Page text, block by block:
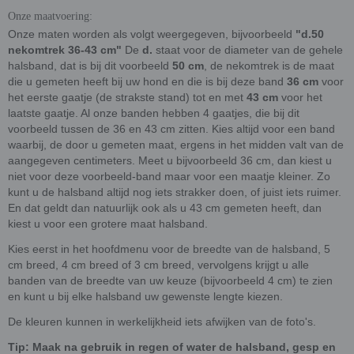
Onze maatvoering:
Onze maten worden als volgt weergegeven, bijvoorbeeld "d.50
nekomtrek 36-43 cm" De d. staat voor de diameter van de gehele
halsband, dat is bij dit voorbeeld 50 cm , de nekomtrek is de maat
die u gemeten heeft bij uw hond en die is bij deze band 36 cm voor
het eerste gaatje (de strakste stand) tot en met 43 cm voor het
laatste gaatje. Al onze banden hebben 4 gaatjes, die bij dit
voorbeeld tussen de 36 en 43 cm zitten. Kies altijd voor een band
waarbij, de door u gemeten maat, ergens in het midden valt van de
aangegeven centimeters. Meet u bijvoorbeeld 36 cm, dan kiest u
niet voor deze voorbeeld-band maar voor een maatje kleiner. Zo
kunt u de halsband altijd nog iets strakker doen, of juist iets ruimer.
En dat geldt dan natuurlijk ook als u 43 cm gemeten heeft, dan
kiest u voor een grotere maat halsband.
Kies eerst in het hoofdmenu voor de breedte van de halsband, 5
cm breed, 4 cm breed of 3 cm breed, vervolgens krijgt u alle
banden van de breedte van uw keuze (bijvoorbeeld 4 cm) te zien
en kunt u bij elke halsband uw gewenste lengte kiezen.
De kleuren kunnen in werkelijkheid iets afwijken van de foto's.
Tip: Maak na gebruik in regen of water de halsband, gesp en